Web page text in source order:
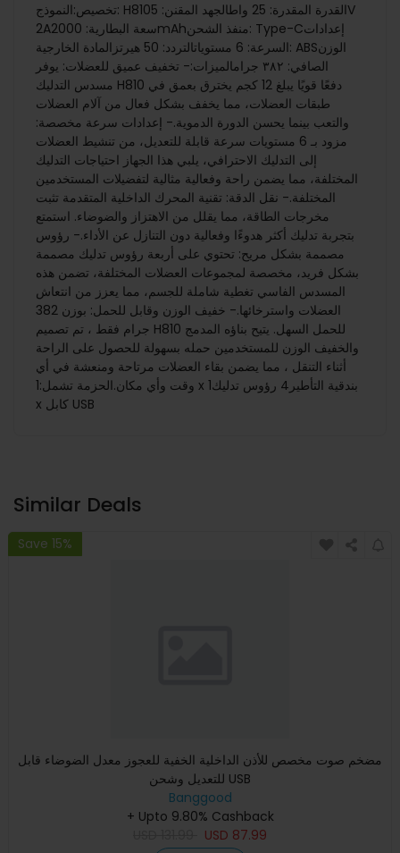
تخصيص:النموذج: H810القدرة المقدرة: 25 واطالجهد المقنن: 5V
2Aسعة البطارية: 2000mAhمنفذ الشحن: Type-Cإعدادات
السرعة: 6 مستوياتالتردد: 50 هيرتزالمادة الخارجية: ABSالوزن
الصافي: ٣٨٢ جرام الميزات:- تخفيف عميق للعضلات: يوفر
مسدس التدليك H810 دفعًا قويًا يبلغ 12 كجم يخترق بعمق في
طبقات العضلات، مما يخفف بشكل فعال من آلام العضلات
والتعب بينما يحسن الدورة الدموية.- إعدادات سرعة مخصصة:
مزود بـ 6 مستويات سرعة قابلة للتعديل، من تنشيط العضلات
إلى التدليك الاحترافي، يلبي هذا الجهاز احتياجات التدليك
المختلفة، مما يضمن راحة وفعالية مثالية لتفضيلات المستخدمين
المختلفة.- نقل الدقة: تقنية المحرك الداخلية المتقدمة تثبت
مخرجات الطاقة، مما يقلل من الاهتزاز والضوضاء. استمتع
بتجربة تدليك أكثر هدوءًا وفعالية دون التنازل عن الأداء.- رؤوس
مصممة بشكل مريح: تحتوي على أربعة رؤوس تدليك مصممة
بشكل فريد، مخصصة لمجموعات العضلات المختلفة، تضمن هذه
المسدس الفاسي تغطية شاملة للجسم، مما يعزز من انتعاش
العضلات واسترخائها.- خفيف الوزن وقابل للحمل: بوزن 382
جرام فقط ، تم تصميم H810 للحمل السهل. يتيح بناؤه المدمج
والخفيف الوزن للمستخدمين حمله بسهولة للحصول على الراحة
أثناء التنقل ، مما يضمن بقاء العضلات مرتاحة ومنعشة في أي
وقت وأي مكان. الحزمة تشمل:1 x بندقية التأطير4 رؤوس تدليك1
x كابل USB
Similar Deals
Save 15%
مضخم صوت مخصص للأذن الداخلية الخفية للعجوز معدل الضوضاء قابل
للتعديل وشحن USB
Banggood
+ Upto 9.80% Cashback
USD 87.99